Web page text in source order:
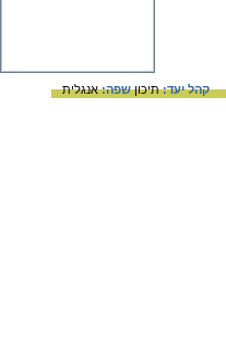
קהל יעד:תיכוןשפה:אנגלית